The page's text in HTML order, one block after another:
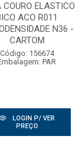
COURO ELASTICO
ACO R011
N36 -
CARTOM
Código: 156674
PAR
LOGIN P/ VER
PREÇO